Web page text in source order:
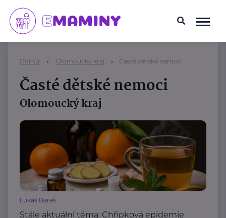
Domů Olomoucký kraj Časté dětské nemoci
Časté dětské nemoci
Olomoucký kraj
Lukáš Bareš
Stále aktuální téma: Chřipková epidemie